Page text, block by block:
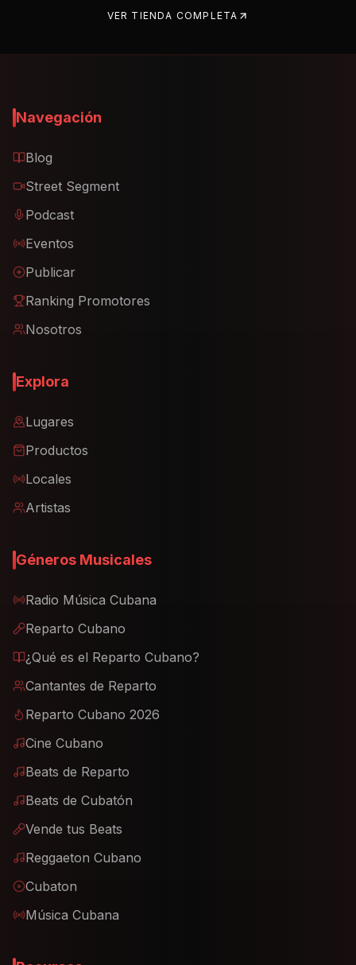
VER TIENDA COMPLETA
Navegación
Blog
Street Segment
Podcast
Eventos
Publicar
Ranking Promotores
Nosotros
Explora
Lugares
Productos
Locales
Artistas
Géneros Musicales
Radio Música Cubana
Reparto Cubano
¿Qué es el Reparto Cubano?
Cantantes de Reparto
Reparto Cubano 2026
Cine Cubano
Beats de Reparto
Beats de Cubatón
Vende tus Beats
Reggaeton Cubano
Cubaton
Música Cubana